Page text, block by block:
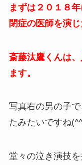
まずは２０１８
閉症の医師を演
斎藤汰鷹くんは
ます。
写真右の男の子
たみたいですね
堂々の泣き演技